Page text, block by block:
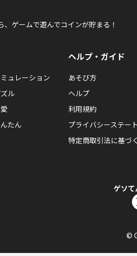
、ゲームで遊んでコインが貯まる！
ュレーション
ル
たん
ヘルプ・ガイド
あそび方
ヘルプ
利用規約
プライバシーステー
特定商取引法に基づ
ゲソて
©